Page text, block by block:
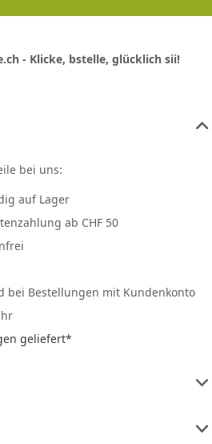
- Klicke, bstelle, glücklich sii!
bei uns:
auf Lager
ab CHF 50
bei Bestellungen mit Kundenkonto
geliefert*